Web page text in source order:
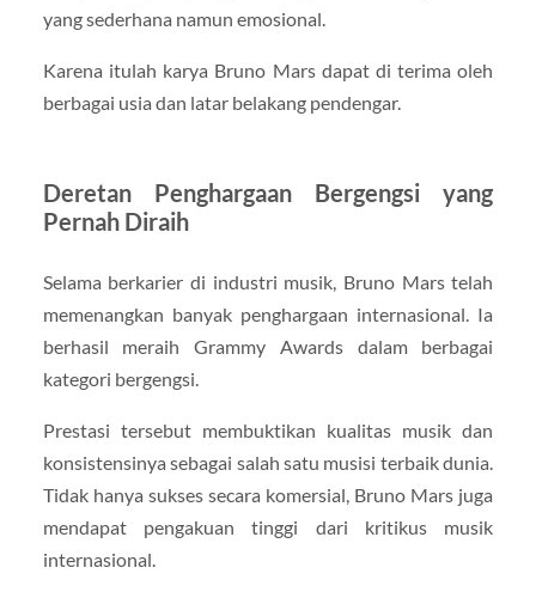
yang sederhana namun emosional.
Karena itulah karya Bruno Mars dapat di terima oleh
berbagai usia dan latar belakang pendengar.
Deretan Penghargaan Bergengsi yang
Pernah Diraih
Selama berkarier di industri musik, Bruno Mars telah
memenangkan banyak penghargaan internasional. Ia
berhasil meraih Grammy Awards dalam berbagai
kategori bergengsi.
Prestasi tersebut membuktikan kualitas musik dan
konsistensinya sebagai salah satu musisi terbaik dunia.
Tidak hanya sukses secara komersial, Bruno Mars juga
mendapat pengakuan tinggi dari kritikus musik
internasional.